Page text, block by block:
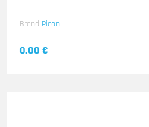
Brand Picon
0.00 €